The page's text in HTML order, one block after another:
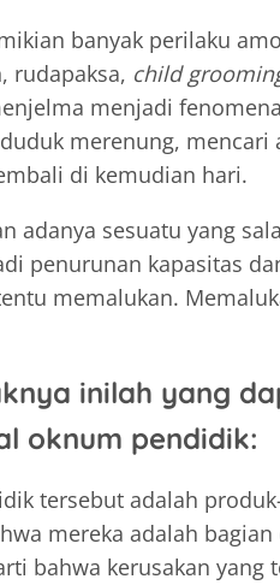
banyak perilaku
rudapaksa, child
menjadi
merenung,
di kemudian hari.
adanya sesuatu yang
penurunan kapasitas
memalukan.
inilah yang
oknum pendidik:
tersebut adalah
mereka adalah
bahwa kerusakan yang